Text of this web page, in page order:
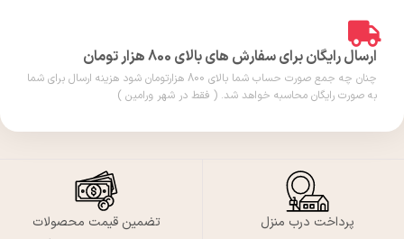
ارسال رایگان برای سفارش های بالای 800 هزار تومان
چنان چه جمع صورت حساب شما بالای 800 هزارتومان شود هزینه ارسال برای شما
به صورت رایگان محاسبه خواهد شد. ( فقط در شهر ورامین )
پرداخت درب منزل تضمین قیمت محصولات